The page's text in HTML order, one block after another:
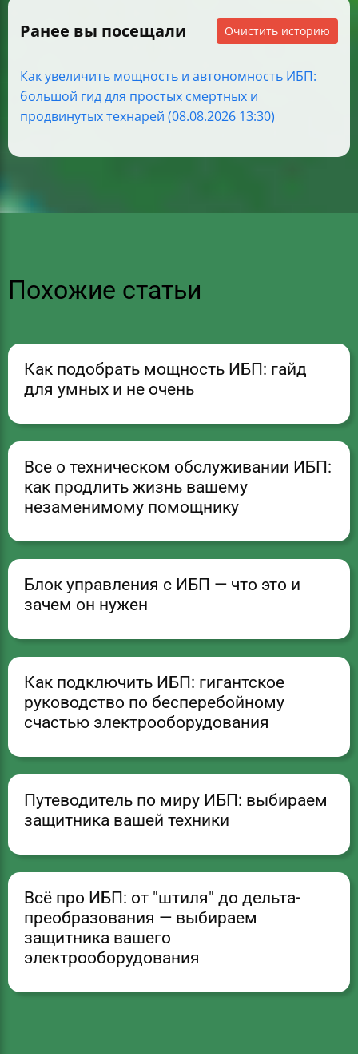
Ранее вы посещали Очистить историю
Как увеличить мощность и автономность ИБП:
большой гид для простых смертных и
продвинутых технарей (08.08.2026 13:30)
Похожие статьи
Как подобрать мощность ИБП: гайд
для умных и не очень
Все о техническом обслуживании ИБП:
как продлить жизнь вашему
незаменимому помощнику
Блок управления с ИБП — что это и
зачем он нужен
Как подключить ИБП: гигантское
руководство по бесперебойному
счастью электрооборудования
Путеводитель по миру ИБП: выбираем
защитника вашей техники
Всё про ИБП: от "штиля" до дельта-
преобразования — выбираем
защитника вашего
электрооборудования